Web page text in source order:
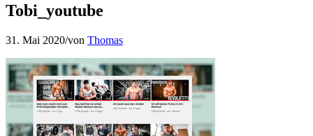
Tobi_youtube
31. Mai 2020/von Thomas